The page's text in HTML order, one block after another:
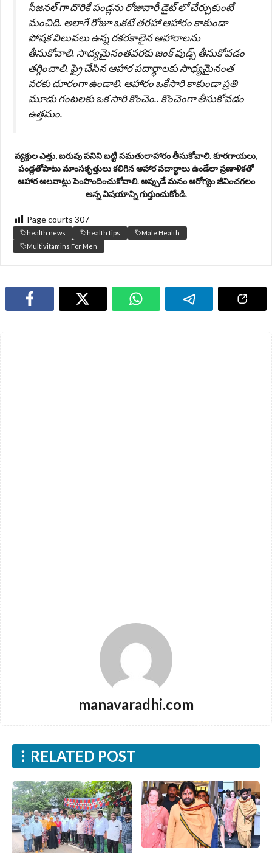
సీజనల్ గా దొరికే పండ్లను రోజువారీ డైట్ లో చేర్చుకుంటే
మంచిది. అలాగే రోజూ ఒకటే తరహా ఆహారం కాకుండా
పోషక విలువలు ఉన్న రకరకాలైన ఆహారాలను
తీసుకోవాలి. సాద్యమైనంతవరకు జంక్ పుడ్స్ తీసుకోవడం
తగ్గించాలి. ఫ్రై చేసిన ఆహార పదార్థాలకు సాధ్యమైనంత
వరకు దూరంగా ఉండాలి. ఆహారం ఒకేసారి కాకుండా ప్రతి
మూడు గంటలకు ఒక సారి కొంచెం.. కొంచెంగా తీసుకోవడం
ఉత్తమం.
వ్యక్తుల ఎత్తు, బరువు పనిని బట్టి సమతులాహారం తీసుకోవాలి. కూరగాయలు,
పండ్లతోపాటు మాంసకృత్తులు కలిగిన ఆహార పదార్థాలు ఉండేలా ప్రణాళికతో
ఆహార అలవాట్లు పెంపొందించుకోవాలి. అప్పుడే మనం ఆరోగ్యం జీవించగలం
అన్న విషయాన్ని గుర్తుంచుకోండి.
Page courts 307
health news health tips
Male Health
Multivitamins For Men
manavaradhi.com
RELATED POST